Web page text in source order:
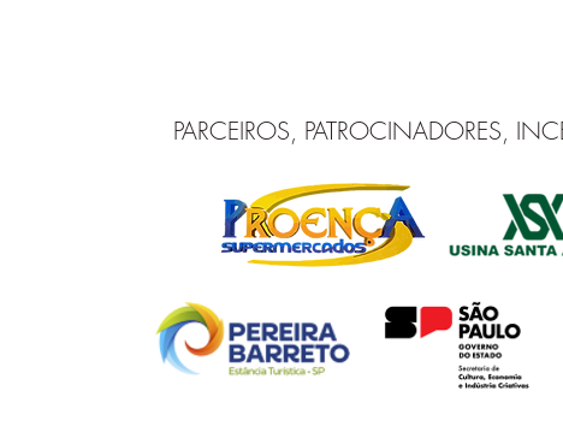
PARCEIROS, PATROCINADORES,